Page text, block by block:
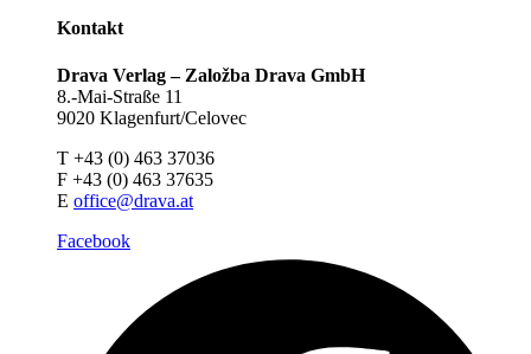
Kontakt
Drava Verlag – Založba Drava GmbH
8.-Mai-Straße 11
9020 Klagenfurt/Celovec
T +43 (0) 463 37036
F +43 (0) 463 37635
E office@drava.at
Facebook